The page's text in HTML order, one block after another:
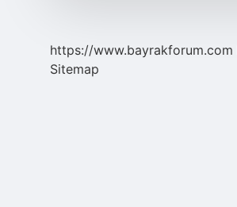
https://www.bayrakforum.com
Sitemap